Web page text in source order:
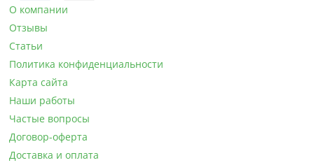
О компании
Отзывы
Статьи
Политика конфиденциальности
Карта сайта
Наши работы
Частые вопросы
Договор-оферта
Доставка и оплата